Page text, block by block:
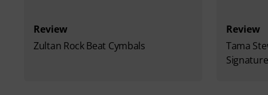
Review
Zultan Rock Beat Cymbals
Review
Tama